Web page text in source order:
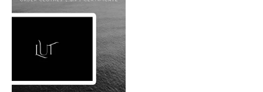
ДОСТАВКА І ОПЛАТА LOOKBOOK